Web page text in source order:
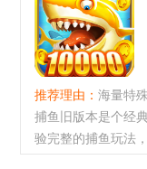
推荐理由： 海量特
捕鱼旧版本是个经
验完整的捕鱼玩法